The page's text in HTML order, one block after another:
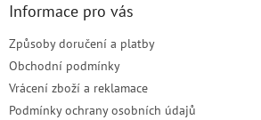
Informace pro vás
Způsoby doručení a platby
Obchodní podmínky
Vrácení zboží a reklamace
Podmínky ochrany osobních údajů